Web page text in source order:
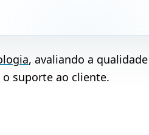
, avaliando a qualidade
o suporte ao cliente.